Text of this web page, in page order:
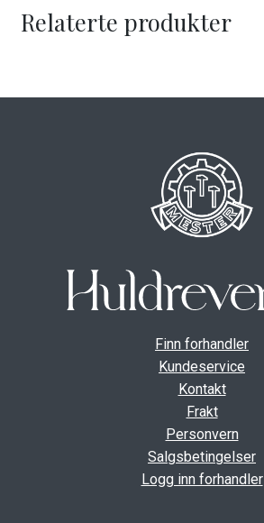
Relaterte produkter
Finn forhandler
Kundeservice
Kontakt
Frakt
Personvern
Salgsbetingelser
Logg inn forhandler